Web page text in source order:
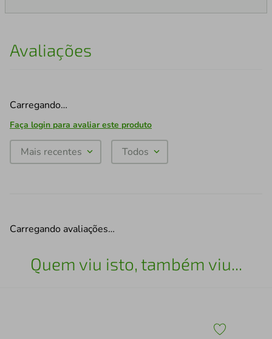
Avaliações
Carregando…
Faça login para avaliar este produto
Mais recentes Todos
Carregando avaliações…
Quem viu isto, também viu...